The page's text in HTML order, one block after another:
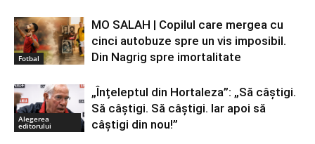
Fotbal
MO SALAH | Copilul care mergea cu
cinci autobuze spre un vis imposibil.
Din Nagrig spre imortalitate
Alegerea
editorului
„Înțeleptul din Hortaleza”: „Să câștigi.
Să câștigi. Să câștigi. Iar apoi să
câștigi din nou!”